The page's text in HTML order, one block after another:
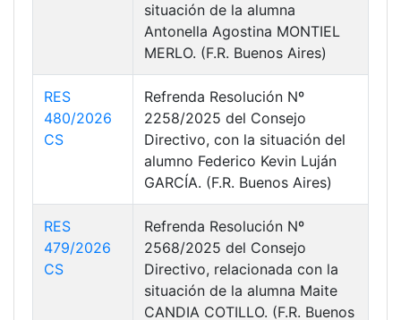
situación de la alumna
Antonella Agostina MONTIEL
MERLO. (F.R. Buenos Aires)
RES
480/2026
CS
Refrenda Resolución Nº
2258/2025 del Consejo
Directivo, con la situación del
alumno Federico Kevin Luján
GARCÍA. (F.R. Buenos Aires)
RES
479/2026
CS
Refrenda Resolución Nº
2568/2025 del Consejo
Directivo, relacionada con la
situación de la alumna Maite
CANDIA COTILLO. (F.R. Buenos